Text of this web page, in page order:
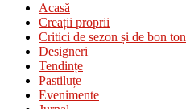
Acasă
Creații proprii
Critici de sezon și de bon ton
Designeri
Tendințe
Pastiluțe
Evenimente